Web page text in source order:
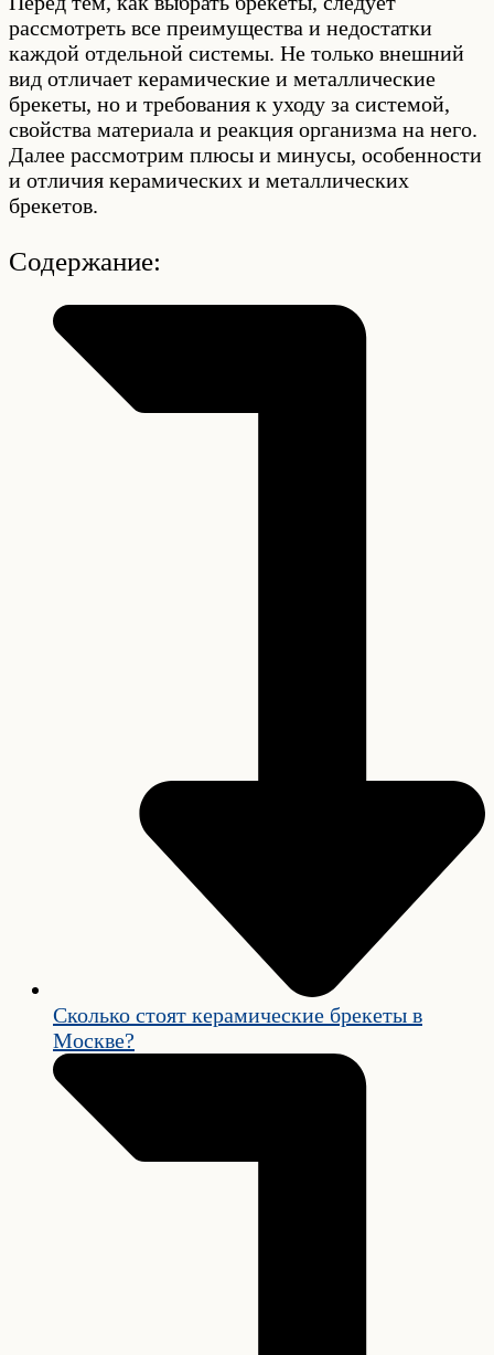
рассмотреть все преимущества и недостатки
каждой отдельной системы. Не только внешний
вид отличает керамические и металлические
брекеты, но и требования к уходу за системой,
свойства материала и реакция организма на него.
Далее рассмотрим плюсы и минусы, особенности
и отличия керамических и металлических
брекетов.
Содержание:
Сколько стоят керамические брекеты в
Москве?